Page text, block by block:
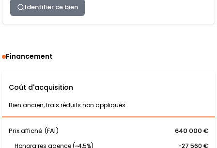
Identifier ce bien
Financement
Coût d'acquisition
Bien ancien, frais réduits non appliqués
Prix affiché (FAI) 640 000 €
Honoraires agence (~4,5%)
-27 560 €